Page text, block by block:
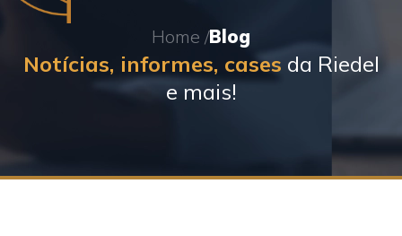
Home /Blog
Notícias, informes, cases da Riedel
e mais!